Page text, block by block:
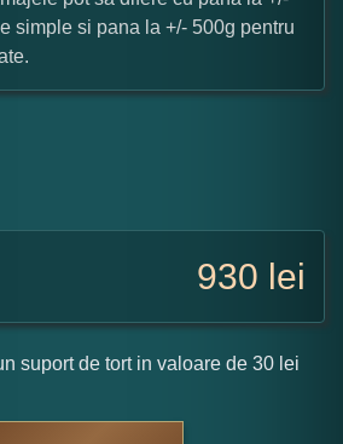
simple si pana la +/- 500g pentru
930 lei
suport de tort in valoare de 30 lei